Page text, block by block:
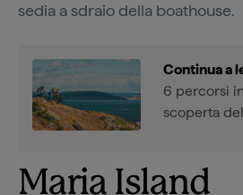
sedia a sdraio della boathouse.
Continua a
6 percorsi
scoperta
Maria Island